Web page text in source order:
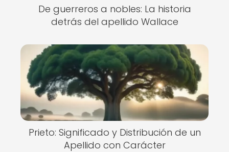
De guerreros a nobles: La historia
detrás del apellido Wallace
Prieto: Significado y Distribución de un
Apellido con Carácter